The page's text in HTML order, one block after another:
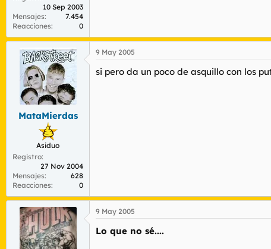
10 Sep 2003
Mensajes
7.454
Reacciones
0
MataMierdas
Asiduo
Registro
27 Nov 2004
Mensajes
628
Reacciones
0
9 May 2005
si pero da un poco de asquillo con los
9 May 2005
Lo que no sé....